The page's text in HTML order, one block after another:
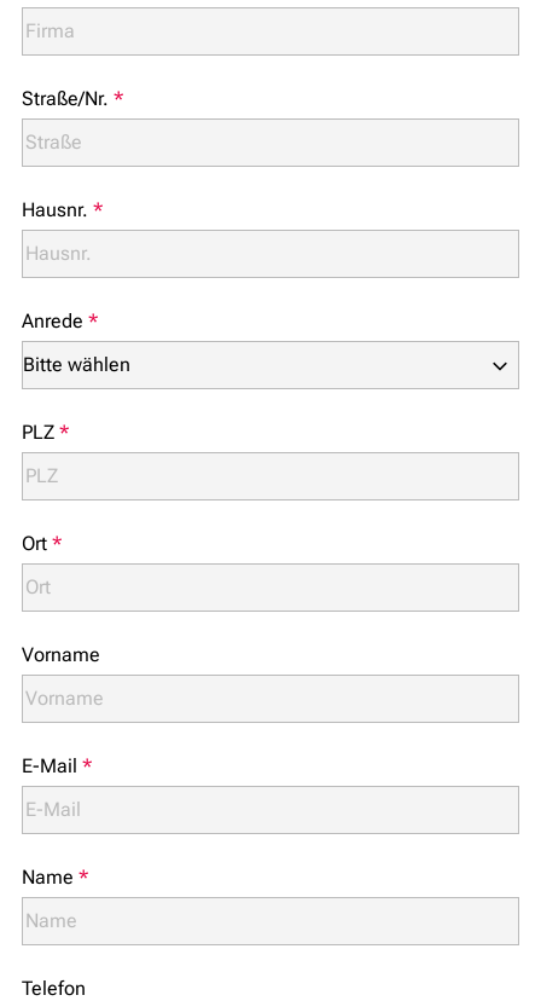
Straße/Nr. *
Hausnr. *
Anrede *
PLZ *
Ort *
Vorname
E-Mail *
Name *
Telefon